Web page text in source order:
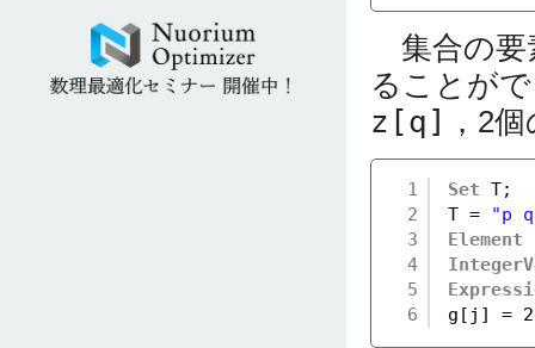
集合の要
ることが
z[q]
，2
1
2
3
4
5
6
Set T;
T =
"p
Element
g[j] =